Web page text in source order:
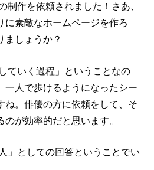
制作を依頼されました！さあ、
に素敵なホームページを作ろ
ましょうか？
ていく過程」ということなの
一人で歩けるようになったシー
ね。俳優の方に依頼をして、そ
が効率的だと思います。
」としての回答ということでい